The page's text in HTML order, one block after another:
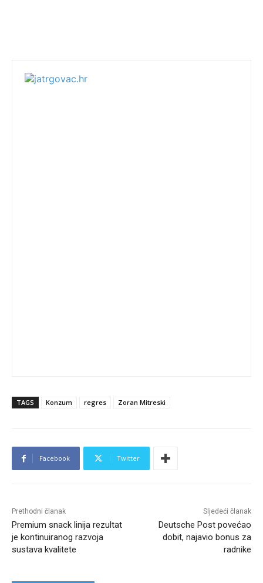
TAGS Konzum regres Zoran Mitreski
Facebook Twitter
Prethodni članak
Premium snack linija rezultat
je kontinuiranog razvoja
sustava kvalitete
Sljedeći članak
Deutsche Post povećao
dobit, najavio bonus za
radnike